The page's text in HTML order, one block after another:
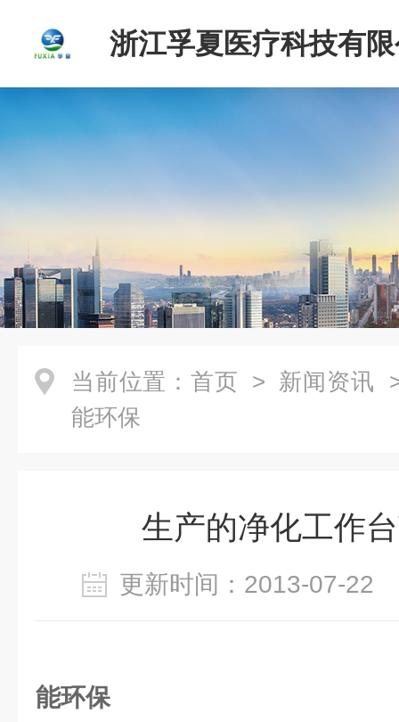
浙江孚夏医疗科技有
当前位置： 首页 > 新闻资讯
能环保
生产的净化工作
更新时间：2013-07-
能环保